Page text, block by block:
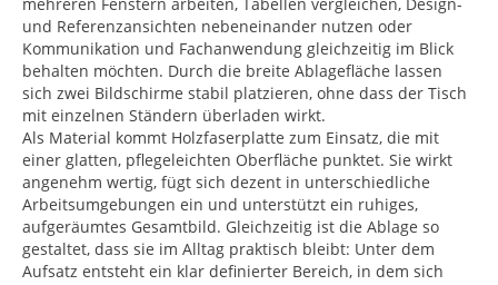
und Referenzansichten nebeneinander nutzen oder
Kommunikation und Fachanwendung gleichzeitig im Blick
behalten möchten. Durch die breite Ablagefläche lassen
sich zwei Bildschirme stabil platzieren, ohne dass der Tisch
mit einzelnen Ständern überladen wirkt.
Als Material kommt Holzfaserplatte zum Einsatz, die mit
einer glatten, pflegeleichten Oberfläche punktet. Sie wirkt
angenehm wertig, fügt sich dezent in unterschiedliche
Arbeitsumgebungen ein und unterstützt ein ruhiges,
aufgeräumtes Gesamtbild. Gleichzeitig ist die Ablage so
gestaltet, dass sie im Alltag praktisch bleibt: Unter dem
Aufsatz entsteht ein klar definierter Bereich, in dem sich